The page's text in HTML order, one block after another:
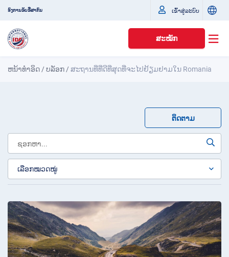
ອົງການຂັບຂີ່ສາກົນ ເຂົ້າສູ່ລະບົບ
ສະໝັກ
ຫນ້າທໍາອິດ /ບລັອກ /ສະຖານທີ່ທີ່ດີທີ່ສຸດທີ່ຈະໄປຢ້ຽມຢາມໃນ Romania
ຕິດຕາມ